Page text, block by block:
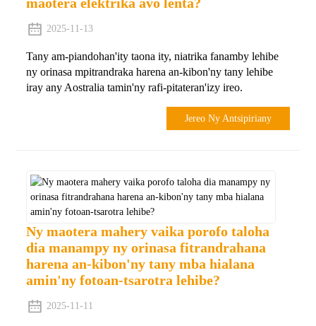
maotera elektrika avo lenta?
2025-11-13
Tany am-piandohan'ity taona ity, niatrika fanamby lehibe
ny orinasa mpitrandraka harena an-kibon'ny tany lehibe
iray any Aostralia tamin'ny rafi-pitateran'izy ireo.
Jereo Ny Antsipiriany
Ny maotera mahery vaika porofo taloha
dia manampy ny orinasa fitrandrahana
harena an-kibon'ny tany mba hialana
amin'ny fotoan-tsarotra lehibe?
2025-11-11